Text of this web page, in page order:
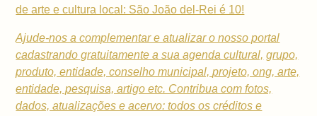
de arte e cultura local: São João del-Rei é 10!
Ajude-nos a complementar e atualizar o nosso portal
cadastrando gratuitamente a suaagenda cultural, grupo,
produto, entidade, conselho municipal,projeto, ong, arte,
entidade, pesquisa, artigo etc. Contribua com fotos,
dados, atualizações e acervo: todos os créditos e